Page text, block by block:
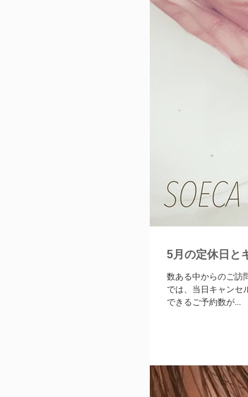
5月の定休日と
数ある中からのご訪問ありがとうございます
では、当日キャンセルはなるべくご遠慮
できるご予約数が...